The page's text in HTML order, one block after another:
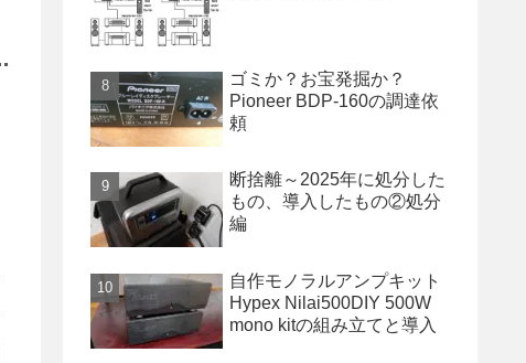
ゴミか？お宝発掘か？
Pioneer BDP-160の調達依
頼
断捨離～2025年に処分した
もの、導入したもの②処分
編
自作モノラルアンプキット
Hypex Nilai500DIY 500W
mono kitの組み立てと導入